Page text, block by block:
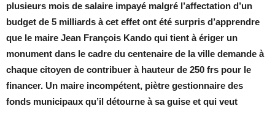
plusieurs mois de salaire impayé malgré l’affectation d’un
budget de 5 milliards à cet effet ont été surpris d’apprendre
que le maire Jean François Kando qui tient à ériger un
monument dans le cadre du centenaire de la ville demande à
chaque citoyen de contribuer à hauteur de 250 frs pour le
financer. Un maire incompétent, piètre gestionnaire des
fonds municipaux qu’il détourne à sa guise et qui veut